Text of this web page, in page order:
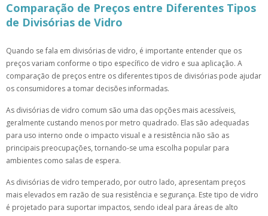
Comparação de Preços entre Diferentes Tipos
de Divisórias de Vidro
Quando se fala em divisórias de vidro, é importante entender que os
preços variam conforme o tipo específico de vidro e sua aplicação. A
comparação de preços entre os diferentes tipos de divisórias pode ajudar
os consumidores a tomar decisões informadas.
As divisórias de vidro comum são uma das opções mais acessíveis,
geralmente custando menos por metro quadrado. Elas são adequadas
para uso interno onde o impacto visual e a resistência não são as
principais preocupações, tornando-se uma escolha popular para
ambientes como salas de espera.
As divisórias de vidro temperado, por outro lado, apresentam preços
mais elevados em razão de sua resistência e segurança. Este tipo de vidro
é projetado para suportar impactos, sendo ideal para áreas de alto